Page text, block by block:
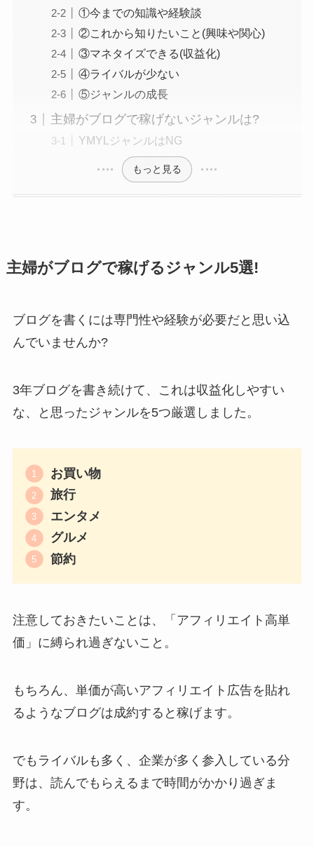
①今までの知識や経験談
②これから知りたいこと(興味や関心)
③マネタイズできる(収益化)
④ライバルが少ない
⑤ジャンルの成長
主婦がブログで稼げないジャンルは?
YMYLジャンルはNG
もっと見る
主婦がブログで稼げるジャンル5選!
ブログを書くには専門性や経験が必要だと思い込
んでいませんか?
3年ブログを書き続けて、これは収益化しやすい
な、と思ったジャンルを5つ厳選しました。
お買い物
旅行
エンタメ
グルメ
節約
注意しておきたいことは、「アフィリエイト高単
価」に縛られ過ぎないこと。
もちろん、単価が高いアフィリエイト広告を貼れ
るようなブログは成約すると稼げます。
でもライバルも多く、企業が多く参入している分
野は、読んでもらえるまで時間がかかり過ぎま
す。